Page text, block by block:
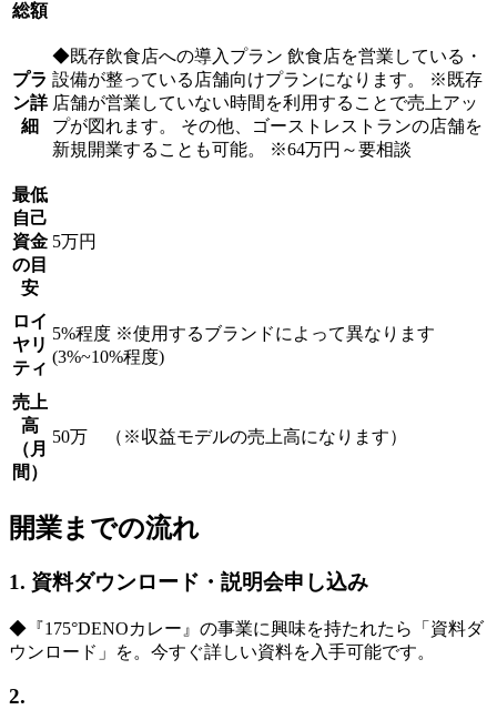
総額
プラ
ン詳
細
◆既存飲食店への導入プラン 飲食店を営業している・
設備が整っている店舗向けプランになります。 ※既存
店舗が営業していない時間を利用することで売上アッ
プが図れます。 その他、ゴーストレストランの店舗を
新規開業することも可能。 ※64万円～要相談
最低
自己
資金
の目
安
5万円
ロイ
ヤリ
ティ
5%程度 ※使用するブランドによって異なります
(3%~10%程度)
売上
高
（月
間）
50万 （※収益モデルの売上高になります）
開業までの流れ
1. 資料ダウンロード・説明会申し込み
◆『175°DENOカレー』の事業に興味を持たれたら「資料ダ
ウンロード」を。今すぐ詳しい資料を入手可能です。
2.